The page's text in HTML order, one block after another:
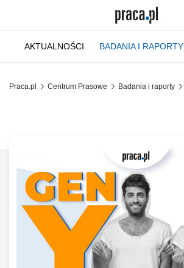
AKTUALNOŚCI BADANIA I RAPORTY
Praca.pl Centrum Prasowe Badania i raporty